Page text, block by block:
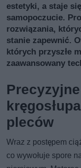
estetyki, a staje
samopoczucie.
rozwiązania,
stanie zapewnić.
których przyszłe
zaawansowany
pleców
Wraz z postępem
co wywołuje spore